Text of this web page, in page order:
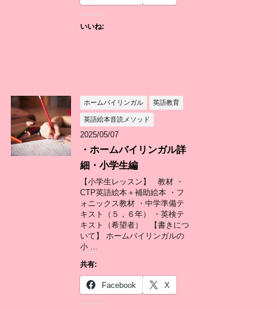
いいね:
ホームバイリンガル 英語教育
英語絵本音読メソッド
2025/05/07
・ホームバイリンガル詳
細・小学生編
【小学生レッスン】 教材 ・
CTP英語絵本＋補助絵本 ・フ
ォニックス教材 ・中学準備テ
キスト（５，６年） ・英検テ
キスト（希望者） 【書きにつ
いて】 ホームバイリンガルの
小 ...
共有:
Facebook X